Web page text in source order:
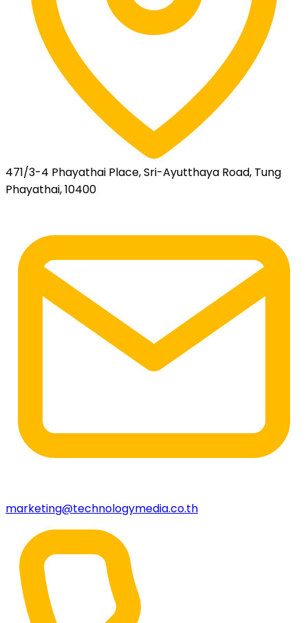
471/3-4 Phayathai Place, Sri-Ayutthaya Road, Tung
Phayathai, 10400
marketing@technologymedia.co.th